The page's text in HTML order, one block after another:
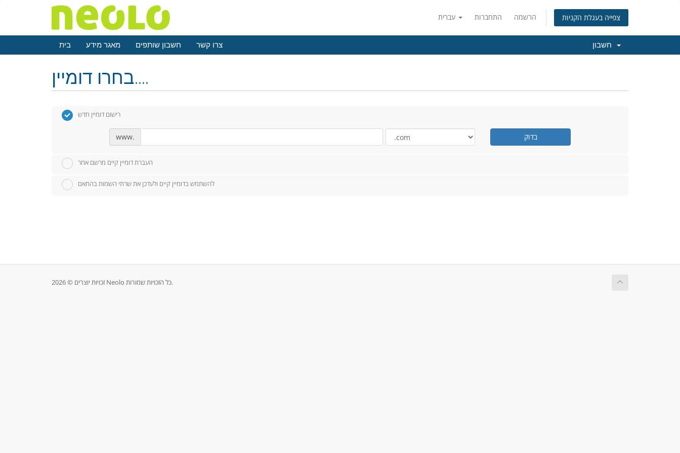
התחברות הרשמה צפייה בעגלת הקניות
בית מאגר מידע חשבון שותפים צרו קשר
בחרו דומיין....
רישום דומיין חדש
www. בדוק
העברת דומיין קיים מרשם אחר
להשתמש בדומיין קיים ולעדכן את שרתי השמות בהתאם
זכויות יוצרים © 2026 Neolo כל הזכויות שמורות.